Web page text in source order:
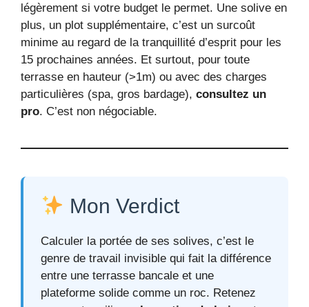
légèrement si votre budget le permet. Une solive en
plus, un plot supplémentaire, c’est un surcoût
minime au regard de la tranquillité d’esprit pour les
15 prochaines années. Et surtout, pour toute
terrasse en hauteur (>1m) ou avec des charges
particulières (spa, gros bardage), consultez un
pro. C’est non négociable.
Mon Verdict
Calculer la portée de ses solives, c’est le
genre de travail invisible qui fait la différence
entre une terrasse bancale et une
plateforme solide comme un roc. Retenez